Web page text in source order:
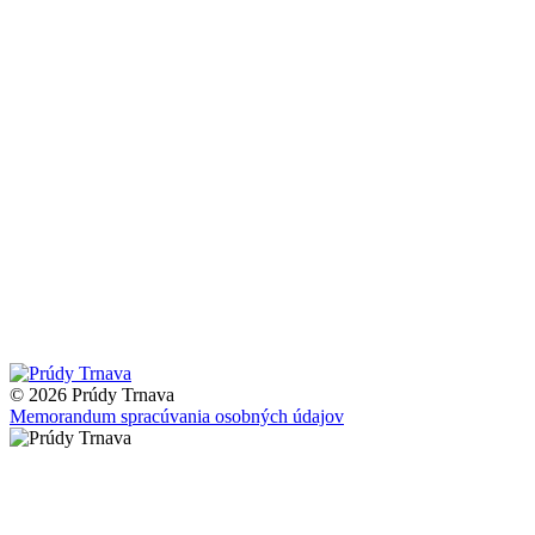
© 2026 Prúdy Trnava
Memorandum spracúvania osobných údajov